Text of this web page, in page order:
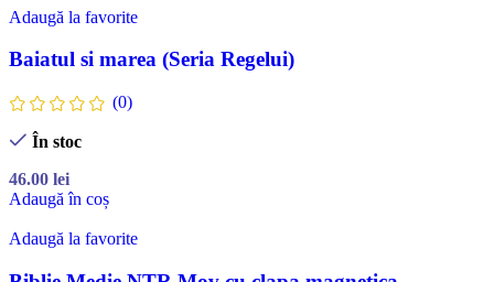
Adaugă la favorite
Baiatul si marea (Seria Regelui)
(0)
În stoc
46.00 lei
Adaugă în coș
Adaugă la favorite